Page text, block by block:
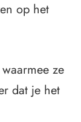
op het
ze
dat je het